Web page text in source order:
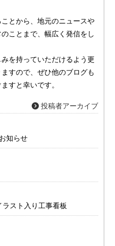
とから、地元のニュースや
ことまで、幅広く発信をし
を持っていただけるよう更
すので、ぜひ他のブログも
すと幸いです。
投稿者アーカイブ
知らせ
スト入り工事看板